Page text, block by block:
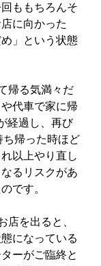
ももちろんそ
に向かった
」という状態
帰る気満々だ
代車で家に帰
経過し、再び
帰った時ほど
以上やり直し
るリスクがあ
です。
を出ると、
になっている
ーがご臨終と